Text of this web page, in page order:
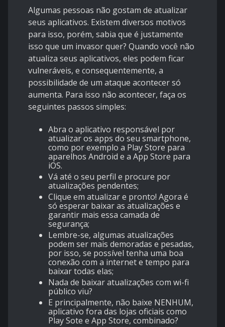
Algumas pessoas não gostam de atualizar
seus aplicativos. Existem diversos motivos
para isso, porém, sabia que é justamente
isso que um invasor quer? Quando você não
atualiza seus aplicativos, eles podem ficar
vulneráveis, e consequentemente, a
possibilidade de um ataque acontecer só
aumenta. Para isso não acontecer, faça os
seguintes passos simples:
Abra o aplicativo responsável por
atualizar os apps do seu smartphone,
como por exemplo a Play Store para
aparelhos Android e a App Store para
iOS.
Vá até o seu perfil e procure por
atualizações pendentes;
Clique em atualizar e pronto! Agora é
só esperar baixar as atualizações e
garantir mais essa camada de
segurança;
Lembre-se, algumas atualizações
podem ser mais demoradas e pesadas,
por isso, se possível tenha uma boa
conexão com a internet e tempo para
baixar todas elas;
Nada de baixar atualizações com wi-fi
público viu?
E principalmente, não baixe NENHUM,
aplicativo fora das lojas oficiais como
Play Sote e App Store, combinado?